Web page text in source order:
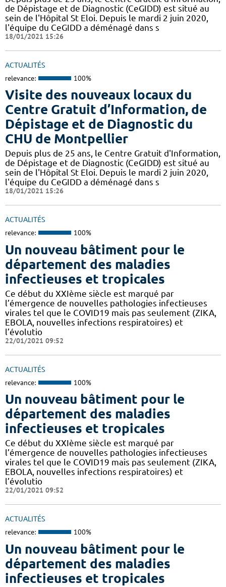
de Dépistage et de Diagnostic (CeGIDD) est situé au
sein de l'Hôpital St Eloi. Depuis le mardi 2 juin 2020,
l'équipe du CeGIDD a déménagé dans s
18/01/2021 15:26
ACTUALITÉS
relevance: 100%
Visite des nouveaux locaux du
Centre Gratuit d’Information, de
Dépistage et de Diagnostic du
CHU de Montpellier
Depuis plus de 25 ans, le Centre Gratuit d'Information,
de Dépistage et de Diagnostic (CeGIDD) est situé au
sein de l'Hôpital St Eloi. Depuis le mardi 2 juin 2020,
l'équipe du CeGIDD a déménagé dans s
18/01/2021 15:26
ACTUALITÉS
relevance: 100%
Un nouveau bâtiment pour le
département des maladies
infectieuses et tropicales
Ce début du XXIème siècle est marqué par
l’émergence de nouvelles pathologies infectieuses
virales tel que le COVID19 mais pas seulement (ZIKA,
EBOLA, nouvelles infections respiratoires) et
l’évolutio
22/01/2021 09:52
ACTUALITÉS
relevance: 100%
Un nouveau bâtiment pour le
département des maladies
infectieuses et tropicales
Ce début du XXIème siècle est marqué par
l’émergence de nouvelles pathologies infectieuses
virales tel que le COVID19 mais pas seulement (ZIKA,
EBOLA, nouvelles infections respiratoires) et
l’évolutio
22/01/2021 09:52
ACTUALITÉS
relevance: 100%
Un nouveau bâtiment pour le
département des maladies
infectieuses et tropicales